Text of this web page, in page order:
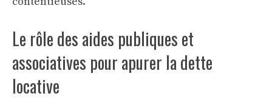
Le rôle des aides publiques et
associatives pour apurer la dette
locative